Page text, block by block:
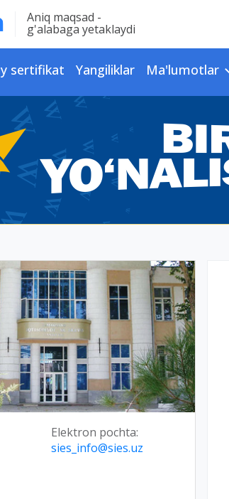
Aniq maqsad -
g'alabaga yetaklaydi
sertifikat Yangiliklar Ma'lumotlar
Elektron pochta:
sies_info@sies.uz